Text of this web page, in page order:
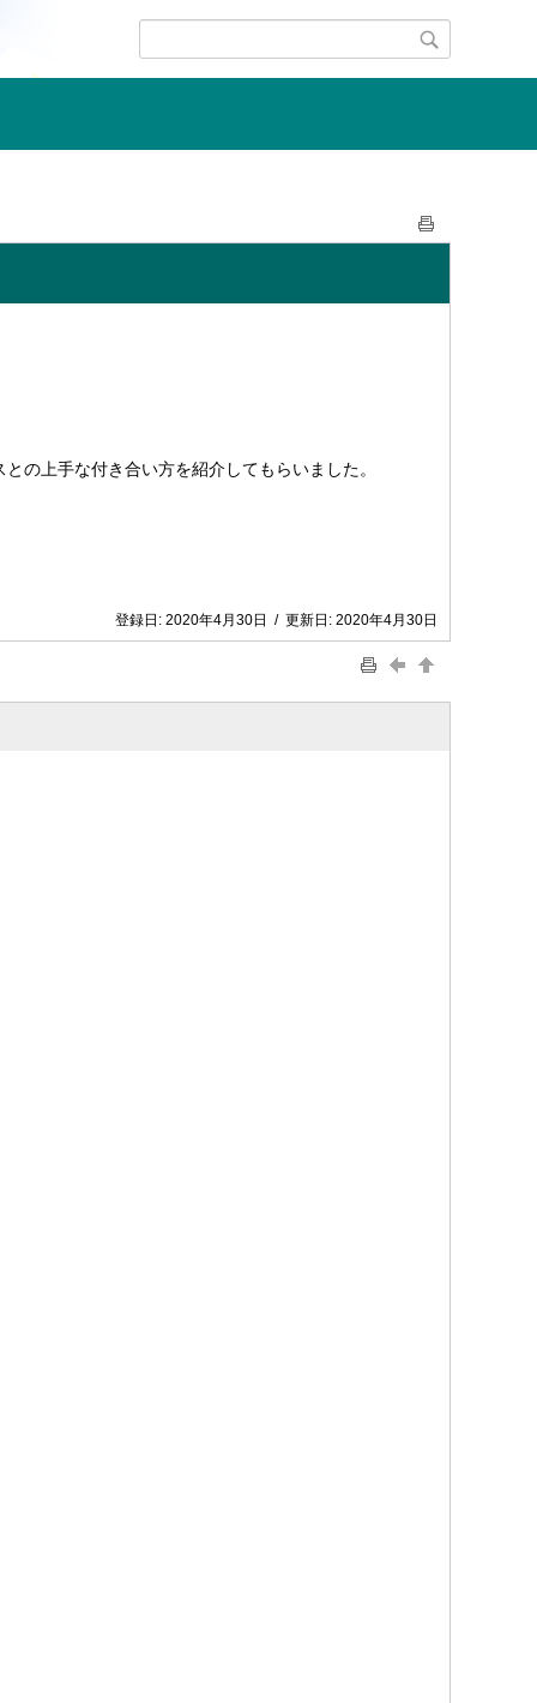
の上手な付き合い方を紹介してもらいました。
登録日: 2020年4月30日 / 更新日: 2020年4月30日